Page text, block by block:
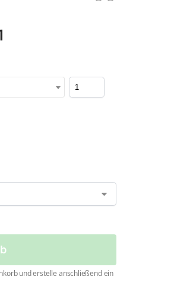
und erstelle anschließend ein